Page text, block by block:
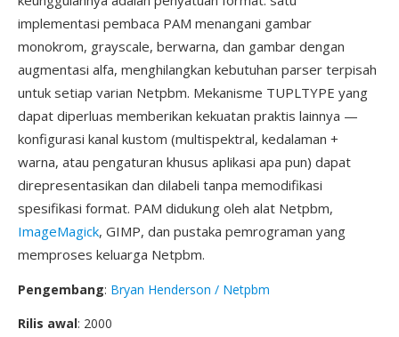
implementasi pembaca PAM menangani gambar
monokrom, grayscale, berwarna, dan gambar dengan
augmentasi alfa, menghilangkan kebutuhan parser terpisah
untuk setiap varian Netpbm. Mekanisme TUPLTYPE yang
dapat diperluas memberikan kekuatan praktis lainnya —
konfigurasi kanal kustom (multispektral, kedalaman +
warna, atau pengaturan khusus aplikasi apa pun) dapat
direpresentasikan dan dilabeli tanpa memodifikasi
spesifikasi format. PAM didukung oleh alat Netpbm,
ImageMagick, GIMP, dan pustaka pemrograman yang
memproses keluarga Netpbm.
Pengembang: Bryan Henderson / Netpbm
Rilis awal: 2000